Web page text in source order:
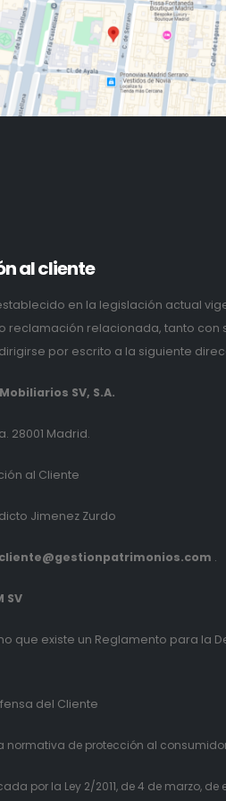
al cliente
en la legislación actual
reclamación relacionada, tanto con
por escrito a la siguiente
SV, S.A.
28001 Madrid.
al Cliente
Jimenez Zurdo
.
SV
que existe un Reglamento para la
del Cliente
normativa de protección al
por la Ley 2/2011, de 4 de marzo, de